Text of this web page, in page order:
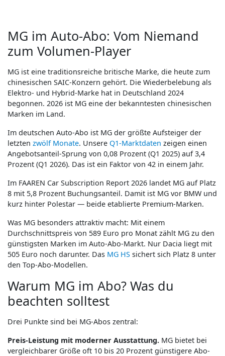
MG im Auto-Abo: Vom Niemand
zum Volumen-Player
MG ist eine traditionsreiche britische Marke, die heute zum
chinesischen SAIC-Konzern gehört. Die Wiederbelebung als
Elektro- und Hybrid-Marke hat in Deutschland 2024
begonnen. 2026 ist MG eine der bekanntesten chinesischen
Marken im Land.
Im deutschen Auto-Abo ist MG der größte Aufsteiger der
letzten zwölf Monate. Unsere Q1-Marktdaten zeigen einen
Angebotsanteil-Sprung von 0,08 Prozent (Q1 2025) auf 3,4
Prozent (Q1 2026). Das ist ein Faktor von 42 in einem Jahr.
Im FAAREN Car Subscription Report 2026 landet MG auf Platz
8 mit 5,8 Prozent Buchungsanteil. Damit ist MG vor BMW und
kurz hinter Polestar — beide etablierte Premium-Marken.
Was MG besonders attraktiv macht: Mit einem
Durchschnittspreis von 589 Euro pro Monat zählt MG zu den
günstigsten Marken im Auto-Abo-Markt. Nur Dacia liegt mit
505 Euro noch darunter. Das MG HS sichert sich Platz 8 unter
den Top-Abo-Modellen.
Warum MG im Abo? Was du
beachten solltest
Drei Punkte sind bei MG-Abos zentral:
Preis-Leistung mit moderner Ausstattung. MG bietet bei
vergleichbarer Größe oft 10 bis 20 Prozent günstigere Abo-